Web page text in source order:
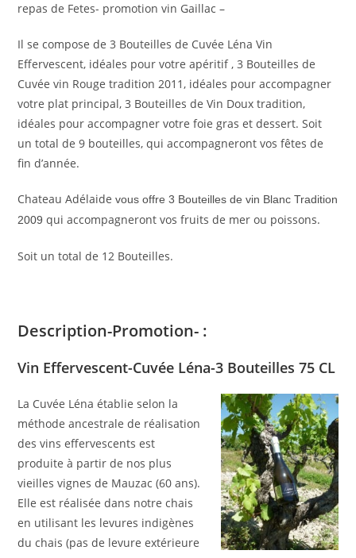
repas de Fetes- promotion vin Gaillac –
Il se compose de 3 Bouteilles de Cuvée Léna Vin
Effervescent, idéales pour votre apéritif , 3 Bouteilles de
Cuvée vin Rouge tradition 2011, idéales pour accompagner
votre plat principal, 3 Bouteilles de Vin Doux tradition,
idéales pour accompagner votre foie gras et dessert. Soit
un total de 9 bouteilles, qui accompagneront vos fêtes de
fin d’année.
Chateau Adélaidevous offre 3 Bouteilles de vin Blanc Tradition
2009 qui accompagneront vos fruits de mer ou poissons.
Soit un total de 12 Bouteilles.
Description-Promotion- :
Vin Effervescent-Cuvée Léna-3 Bouteilles 75 CL
La Cuvée Léna établie selon la
méthode ancestrale de réalisation
des vins effervescents est
produite à partir de nos plus
vieilles vignes de Mauzac (60 ans).
Elle est réalisée dans notre chais
en utilisant les levures indigènes
du chais (pas de levure extérieure